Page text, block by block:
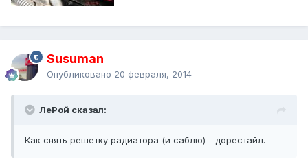
Susuman
Опубликовано 20 февраля, 2014
ЛеРой сказал:
Как снять решетку радиатора (и саблю) - дорестайл.